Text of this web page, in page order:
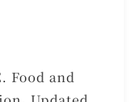
Food and